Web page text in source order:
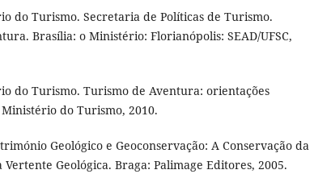
do Turismo. Secretaria de Políticas de Turismo.
Brasília: o Ministério: Florianópolis: SEAD/UFSC,
do Turismo. Turismo de Aventura: orientações
do Turismo, 2010.
Geológico e Geoconservação: A Conservação da
Geológica. Braga: Palimage Editores, 2005.